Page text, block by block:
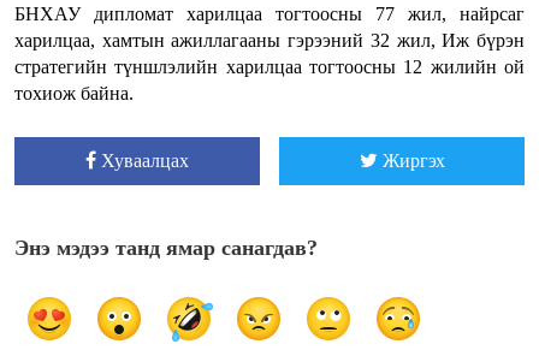
БНХАУ дипломат харилцаа тогтоосны 77 жил, найрсаг
харилцаа, хамтын ажиллагааны гэрээний 32 жил, Иж бүрэн
стратегийн түншлэлийн харилцаа тогтоосны 12 жилийн ой
тохиож байна.
Хуваалцах Жиргэх
Энэ мэдээ танд ямар санагдав?